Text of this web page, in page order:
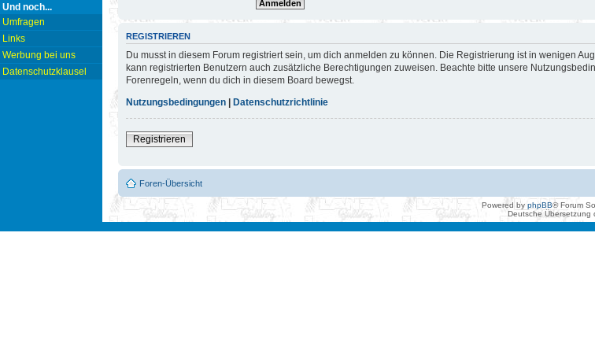
Und noch...
Umfragen
Links
Werbung bei uns
Datenschutzklausel
REGISTRIEREN
Du musst in diesem Forum registriert sein, um dich anmelden zu können. Die Registrierung ist in wenigen
kann registrierten Benutzern auch zusätzliche Berechtigungen zuweisen. Beachte bitte unsere
Forenregeln, wenn du dich in diesem Board bewegst.
Nutzungsbedingungen | Datenschutzrichtlinie
Registrieren
Foren-Übersicht
Powered by phpBB® Forum
Deutsche Übersetzung